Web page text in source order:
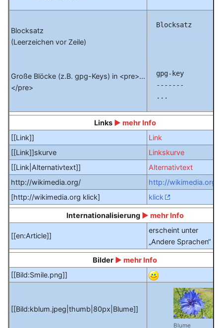
Blocksatz
(Leerzeichen vor Zeile)
Große Blöcke (z.B. gpg-Keys) in <pre>...
</pre>
gpg-key
-------
Links ► mehr Info
[[Link]]
Link
[[Link]]skurve
Linkskurve
[[Link|Alternativtext]]
Alternativtext
http://wikimedia.org/
http://wikimedia.org/
[http://wikimedia.org klick]
klick
Internationalisierung ► mehr Info
[[en:Article]]
erscheint unter
„Andere Sprachen“
Bilder ► mehr Info
[[Bild:Smile.png]]
[[Bild:kblum.jpeg|thumb|80px|Blume]]
Blume